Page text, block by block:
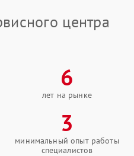
центра
6
лет на рынке
3
минимальный опыт работы
специалистов